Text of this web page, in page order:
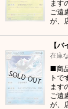
ます
ご遠
が、
【
在庫
■商
トで
ます
ご遠
が、